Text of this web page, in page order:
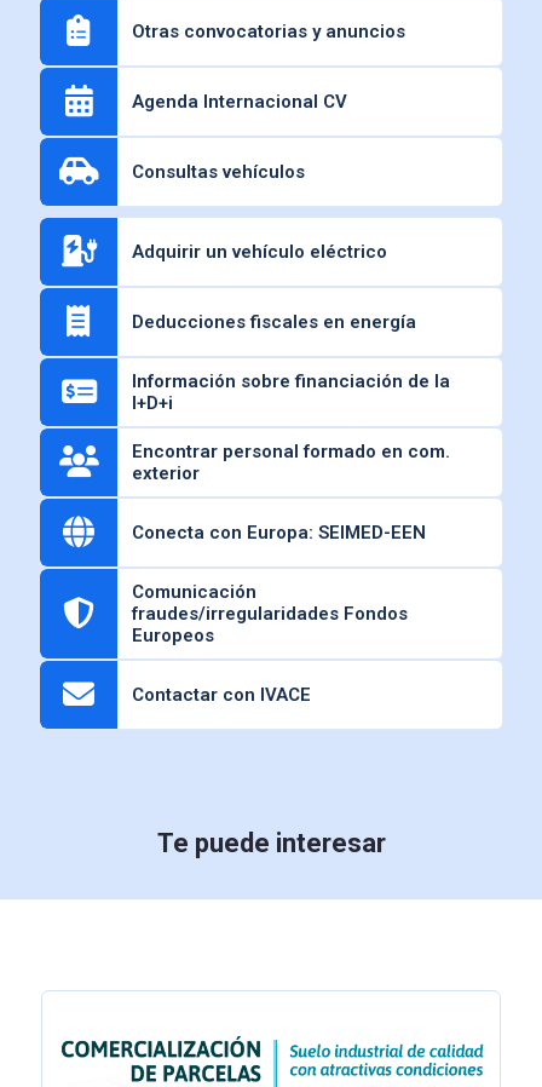
Otras convocatorias y anuncios
Agenda Internacional CV
Consultas vehículos
Adquirir un vehículo eléctrico
Deducciones fiscales en energía
Información sobre financiación de la
I+D+i
Encontrar personal formado en com.
exterior
Conecta con Europa: SEIMED-EEN
Comunicación
fraudes/irregularidades Fondos
Europeos
Contactar con IVACE
Te puede interesar